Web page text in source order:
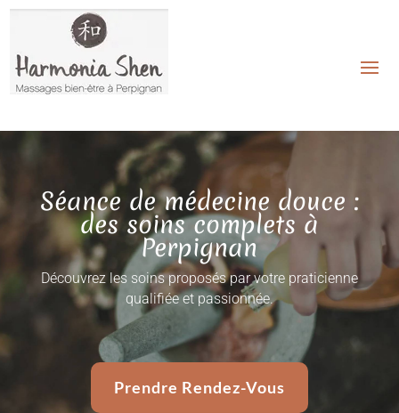
Séance de médecine douce :
des soins complets à
Perpignan
Découvrez les soins proposés par votre praticienne
qualifiée et passionnée.
Prendre Rendez-Vous